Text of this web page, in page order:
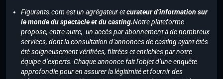
Figurants.com est un agrégateur etcurateur d’information sur
le monde du spectacle et du casting.Notre plateforme
propose, entre autre, un accès par abonnement à de nombreux
services, dont la consultation d’annonces de casting ayant étés
été soigneusement vérifiées, filtrées et enrichies par notre
équipe d’experts. Chaque annonce fait l’objet d’une enquête
approfondie pour en assurer la légitimité et fournir des